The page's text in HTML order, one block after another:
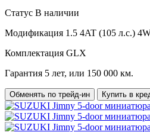
Статус В наличии
Модификация 1.5 4AT (105 л.с.)
Комплектация GLX
Гарантия 5 лет, или 150 000 км.
Обменять по трейд-ин Купить в